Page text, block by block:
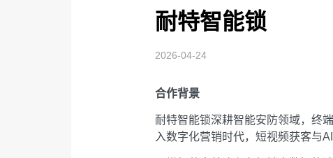
耐特智能锁
2026-04-24
合作背景
耐特智能锁深耕智能安防领域，终
入数字化营销时代，短视频获客与